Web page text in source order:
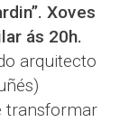
Xoves
ás 20h.
arquitecto
transformar